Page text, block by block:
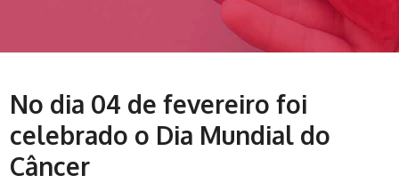
No dia 04 de fevereiro foi
celebrado o Dia Mundial do
Câncer